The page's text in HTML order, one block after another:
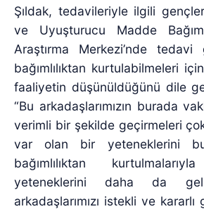
Şıldak, tedavileriyle ilgili
ve Uyuşturucu Madde
Araştırma Merkezi’nde tedavi
bağımlılıktan kurtulabilmeleri
faaliyetin düşünüldüğünü dile
“Bu arkadaşlarımızın burada
verimli bir şekilde geçirmeleri
var olan bir yeteneklerini
bağımlılıktan
yeteneklerini daha da
arkadaşlarımızı istekli ve